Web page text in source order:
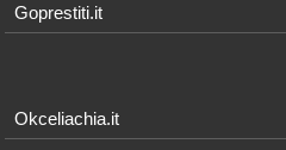
Goprestiti.it
Okceliachia.it